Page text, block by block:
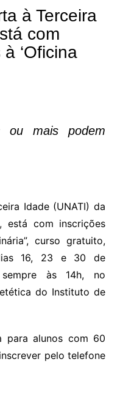
à Terceira
com
‘Oficina
ou mais podem
Idade (UNATI) da
está com inscrições
curso gratuito,
16, 23 e 30 de
sempre às 14h, no
do Instituto de
para alunos com 60
pelo telefone